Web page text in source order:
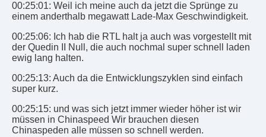
00:25:01: Weil ich meine auch da jetzt die Sprünge zu
einem anderthalb megawatt Lade-Max Geschwindigkeit.
00:25:06: Ich hab die RTL halt ja auch was vorgestellt mit
der Quedin II Null, die auch nochmal super schnell laden
ewig lang halten.
00:25:13: Auch da die Entwicklungszyklen sind einfach
super kurz.
00:25:15: und was sich jetzt immer wieder höher ist wir
müssen in Chinaspeed Wir brauchen diesen
Chinaspeden alle müssen so schnell werden.